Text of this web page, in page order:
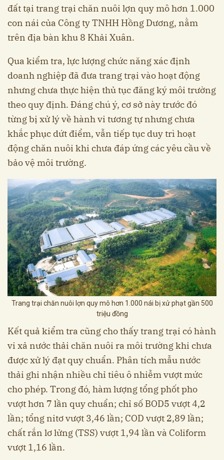
đất tại trang trại chăn nuôi lợn quy mô hơn 1.000
con nái của Công ty TNHH Hồng Dương, nằm
trên địa bàn khu 8 Khải Xuân.
Qua kiểm tra, lực lượng chức năng xác định
doanh nghiệp đã đưa trang trại vào hoạt động
nhưng chưa thực hiện thủ tục đăng ký môi trường
theo quy định. Đáng chú ý, cơ sở này trước đó
từng bị xử lý về hành vi tương tự nhưng chưa
khắc phục dứt điểm, vẫn tiếp tục duy trì hoạt
động chăn nuôi khi chưa đáp ứng các yêu cầu về
bảo vệ môi trường.
Trang trại chăn nuôi lợn quy mô hơn 1.000 nái bị xử phạt gần 500
triệu đồng
Kết quả kiểm tra cũng cho thấy trang trại có hành
vi xả nước thải chăn nuôi ra môi trường khi chưa
được xử lý đạt quy chuẩn. Phân tích mẫu nước
thải ghi nhận nhiều chỉ tiêu ô nhiễm vượt mức
cho phép. Trong đó, hàm lượng tổng phốt pho
vượt hơn 7 lần quy chuẩn; chỉ số BOD5 vượt 4,2
lần; tổng nitơ vượt 3,46 lần; COD vượt 2,89 lần;
chất rắn lơ lửng (TSS) vượt 1,94 lần và Coliform
vượt 1,16 lần.